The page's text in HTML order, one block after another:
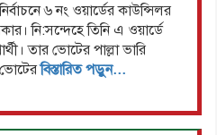
৬ নং ওয়ার্ডের কাউন্সিলর
নি:সন্দেহে তিনি এ ওয়ার্ডে
তার ভোটের পাল্লা ভারি
ভোটেরবিস্তারিত পড়ুন...